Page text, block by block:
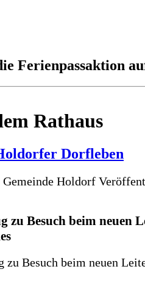
Ferienpassaktion
Rathaus
Dorfleben
Holdorf
zu Besuch beim neuen